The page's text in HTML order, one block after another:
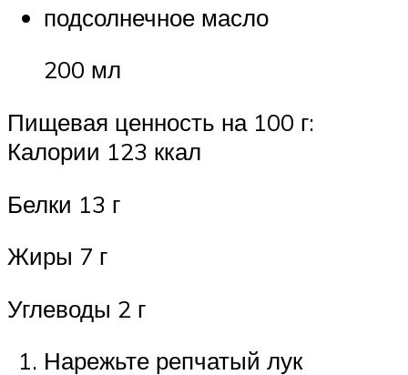
подсолнечное масло
200 мл
Пищевая ценность на 100 г:
Калории 123 ккал
Белки 13 г
Жиры 7 г
Углеводы 2 г
Нарежьте репчатый лук